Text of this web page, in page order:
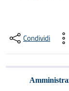
Condividi